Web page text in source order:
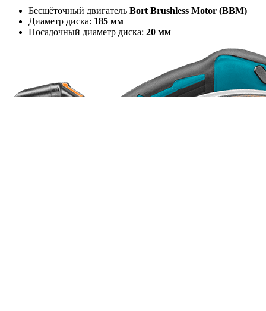
Бесщёточный двигатель Bort Brushless Motor (BBM)
Диаметр диска: 185 мм
Посадочный диаметр диска: 20 мм